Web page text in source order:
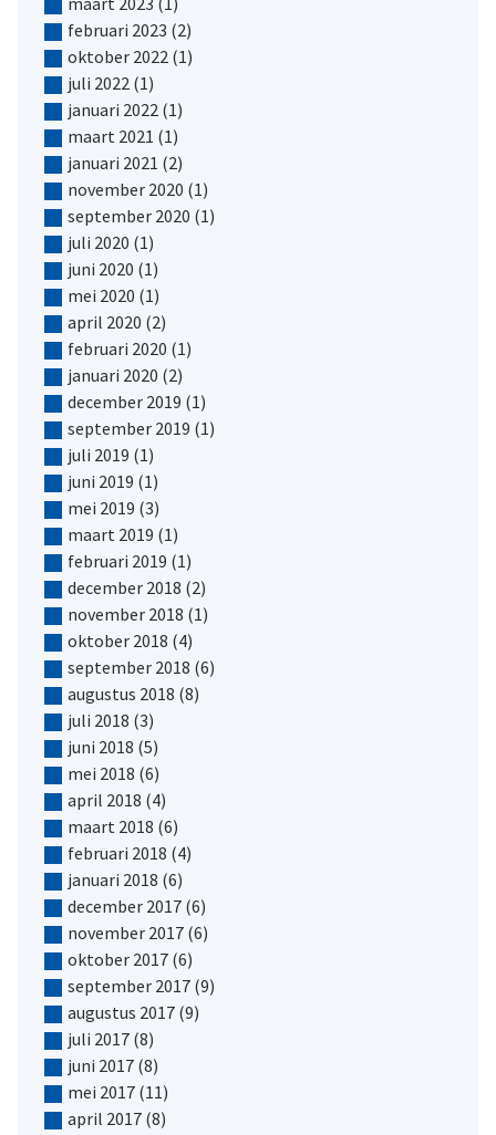
februari 2023 (2)
oktober 2022 (1)
juli 2022 (1)
januari 2022 (1)
maart 2021 (1)
januari 2021 (2)
november 2020 (1)
september 2020 (1)
juli 2020 (1)
juni 2020 (1)
mei 2020 (1)
april 2020 (2)
februari 2020 (1)
januari 2020 (2)
december 2019 (1)
september 2019 (1)
juli 2019 (1)
juni 2019 (1)
mei 2019 (3)
maart 2019 (1)
februari 2019 (1)
december 2018 (2)
november 2018 (1)
oktober 2018 (4)
september 2018 (6)
augustus 2018 (8)
juli 2018 (3)
juni 2018 (5)
mei 2018 (6)
april 2018 (4)
maart 2018 (6)
februari 2018 (4)
januari 2018 (6)
december 2017(6)
november 2017(6)
oktober 2017(6)
september 2017(9)
augustus 2017(9)
juli 2017(8)
juni 2017(8)
mei 2017(11)
april 2017(8)